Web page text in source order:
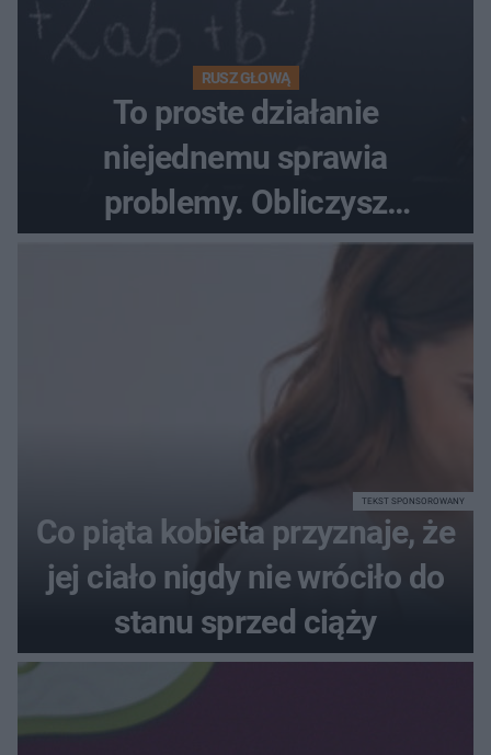
RUSZ GŁOWĄ
To proste działanie
niejednemu sprawia
problemy. Obliczysz
poprawnie, ile to jest
Co piąta kobieta przyznaje, że
jej ciało nigdy nie wróciło do
stanu sprzed ciąży
TEKST SPONSOROWANY